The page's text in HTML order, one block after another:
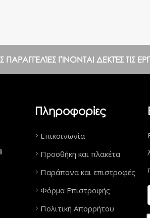
ΓΊΝΟΝΤΑΙ ΔΕΚΤΈΣ ΤΙΣ
Πληροφορίες
Επικοινωνία
Προσθήκη και πλακέτα
Παράπονα και επιστροφές
Φόρμα Επιστροφής
Πολιτική Απορρήτου